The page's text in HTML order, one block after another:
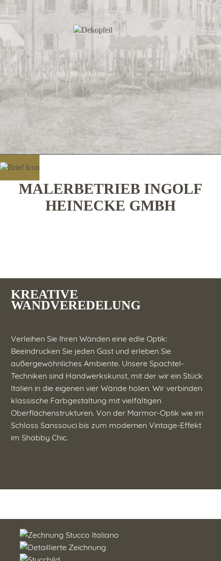
MALERBETRIEB INGOLF
HEINECKE GMBH
KREATIVE
WANDVEREDELUNG
Verleihen Sie Ihren Wänden eine edle Optik:
Beeindrucken Sie jeden Gast und erleben Sie
außergewöhnliches Ambiente. Unsere Spachtel-
Techniken sind Handwerkskunst, mit der wir ein Stück
Italien in die eigenen vier Wände holen. Wir verbinden
klassische Farbgestaltung mit vielfältigen
Oberflächenstrukturen. Von der Marmor-Optik wie im
Schloss Sanssouci bis zum modernen Vintage-Effekt
im Shabby Chic.